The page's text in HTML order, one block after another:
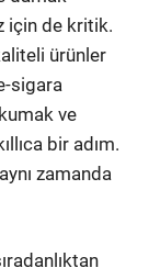
için de kritik.
ürünler
sigara
ve
bir adım.
zamanda